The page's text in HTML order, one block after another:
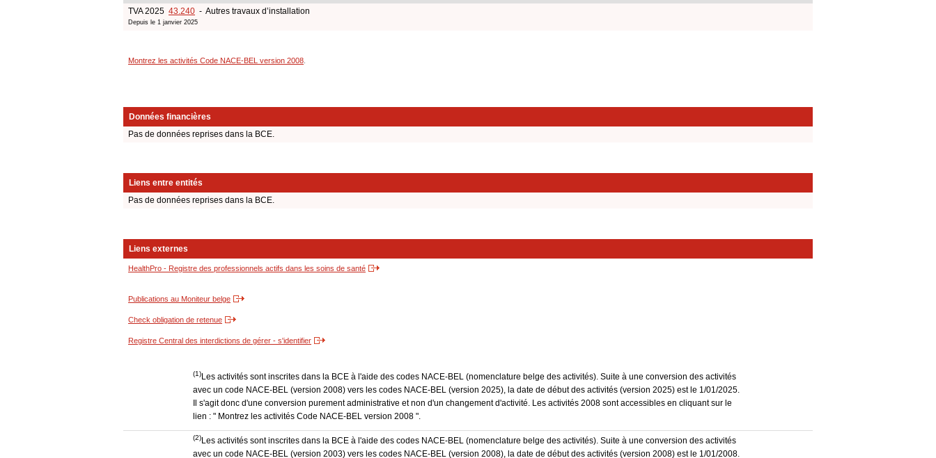
TVA 2025 43.240 - Autres travaux d’installation
Depuis le 1 janvier 2025
Montrez les activités Code NACE-BEL version 2008
Données financières
Pas de données reprises dans la BCE.
Liens entre entités
Pas de données reprises dans la BCE.
Liens externes
HealthPro - Registre des professionnels actifs dans les soins de santé
Publications au Moniteur belge
Check obligation de retenue
Registre Central des interdictions de gérer - s'identifier
(1)Les activités sont inscrites dans la BCE à l'aide des codes NACE-BEL (nomenclature belge des activités). Suite à une conversion des activités
avec un code NACE-BEL (version 2008) vers les codes NACE-BEL (version 2025), la date de début des activités (version 2025) est le 1/01/2025.
Il s'agit donc d'une conversion purement administrative et non d'un changement d'activité. Les activités 2008 sont accessibles en cliquant sur le
lien : " Montrez les activités Code NACE-BEL version 2008 ".
(2)Les activités sont inscrites dans la BCE à l'aide des codes NACE-BEL (nomenclature belge des activités). Suite à une conversion des activités
avec un code NACE-BEL (version 2003) vers les codes NACE-BEL (version 2008), la date de début des activités (version 2008) est le 1/01/2008.